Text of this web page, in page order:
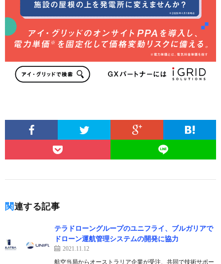
関連する記事
テラドローングループのユニフライ、ブルガリアで
ドローン運航管理システムの開発に協力
2021.11.12
航空当局からオーストラリア企業が受注、共同で技術サポー